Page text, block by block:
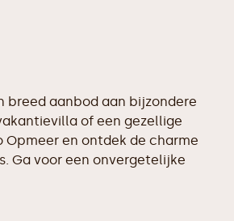
breed aanbod aan bijzondere
of een gezellige
en ontdek de charme
Ga voor een onvergetelijke